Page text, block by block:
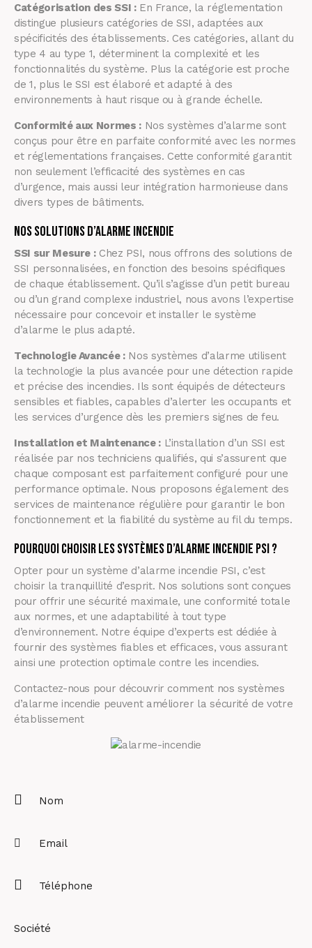
Catégorisation des SSI :En France, la réglementation
distingue plusieurs catégories de SSI, adaptées aux
spécificités des établissements. Ces catégories, allant du
type 4 au type 1, déterminent la complexité et les
fonctionnalités du système. Plus la catégorie est proche
de 1, plus le SSI est élaboré et adapté à des
environnements à haut risque ou à grande échelle.
Conformité aux Normes :Nos systèmes d’alarme sont
conçus pour être en parfaite conformité avec les normes
et réglementations françaises. Cette conformité garantit
non seulement l’efficacité des systèmes en cas
d’urgence, mais aussi leur intégration harmonieuse dans
divers types de bâtiments.
Nos Solutions d’Alarme Incendie
SSI sur Mesure :Chez PSI, nous offrons des solutions de
SSI personnalisées, en fonction des besoins spécifiques
de chaque établissement. Qu’il s’agisse d’un petit bureau
ou d’un grand complexe industriel, nous avons l’expertise
nécessaire pour concevoir et installer le système
d’alarme le plus adapté.
Technologie Avancée :Nos systèmes d’alarme utilisent
la technologie la plus avancée pour une détection rapide
et précise des incendies. Ils sont équipés de détecteurs
sensibles et fiables, capables d’alerter les occupants et
les services d’urgence dès les premiers signes de feu.
Installation et Maintenance :L’installation d’un SSI est
réalisée par nos techniciens qualifiés, qui s’assurent que
chaque composant est parfaitement configuré pour une
performance optimale. Nous proposons également des
services de maintenance régulière pour garantir le bon
fonctionnement et la fiabilité du système au fil du temps.
Pourquoi Choisir les Systèmes d’Alarme Incendie PSI ?
Opter pour un système d’alarme incendie PSI, c’est
choisir la tranquillité d’esprit. Nos solutions sont conçues
pour offrir une sécurité maximale, une conformité totale
aux normes, et une adaptabilité à tout type
d’environnement. Notre équipe d’experts est dédiée à
fournir des systèmes fiables et efficaces, vous assurant
ainsi une protection optimale contre les incendies.
Contactez-nous pour découvrir comment nos systèmes
d’alarme incendie peuvent améliorer la sécurité de votre
établissement